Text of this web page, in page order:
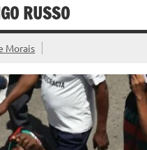
RUSSO
Morais